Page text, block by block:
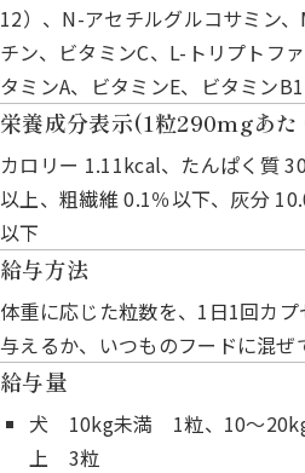
12）、N-アセチルグルコサミン
チン、ビタミンC、L-トリプトフ
タミンA、ビタミンE、ビタミンB1
栄養成分表示(1粒290mgあた
カロリー 1.11kcal、たんぱく質
以上、粗繊維 0.1％以下、灰分
以下
給与方法
体重に応じた粒数を、1日1回カ
与えるか、いつものフードに混ぜ
給与量
犬 10kg未満 1粒、10～
上 3粒